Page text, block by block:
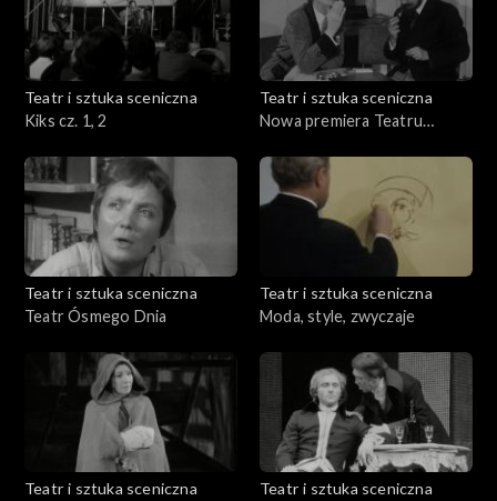
Teatr i sztuka sceniczna
Kiks cz. 1, 2
Teatr i sztuka sceniczna
Nowa premiera Teatru
Teatr i sztuka sceniczna
Teatr Ósmego Dnia
Teatr i sztuka sceniczna
Moda, style, zwyczaje
Teatr i sztuka sceniczna
Teatr i sztuka sceniczna